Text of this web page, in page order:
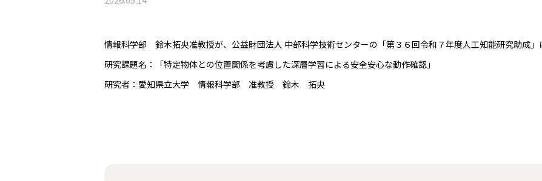
情報科学部 鈴木拓央准教授が、公益財団法人 中部科学技術センターの「第３６回令和７年度人工知能研究助成」
研究課題名：「特定物体との位置関係を考慮した深層学習による安全安心な動作確認」
研究者：愛知県立大学 情報科学部 准教授 鈴木 拓央